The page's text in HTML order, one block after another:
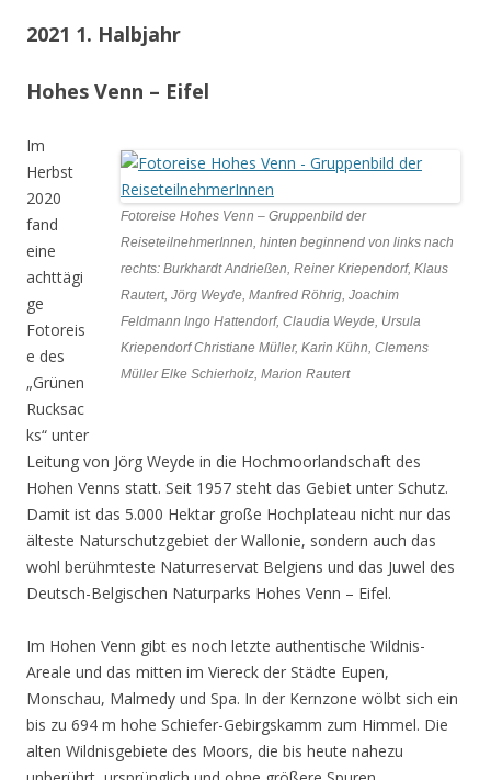
2021 1. Halbjahr
Hohes Venn – Eifel
Fotoreise Hohes Venn – Gruppenbild der
ReiseteilnehmerInnen, hinten beginnend von links nach
rechts: Burkhardt Andrießen, Reiner Kriependorf, Klaus
Rautert, Jörg Weyde, Manfred Röhrig, Joachim
Feldmann Ingo Hattendorf, Claudia Weyde, Ursula
Kriependorf Christiane Müller, Karin Kühn, Clemens
Müller Elke Schierholz, Marion Rautert
Im
Herbst
2020
fand
eine
achttägi
ge
Fotoreis
e des
„Grünen
Rucksac
ks“ unter
Leitung von Jörg Weyde in die Hochmoorlandschaft des
Hohen Venns statt. Seit 1957 steht das Gebiet unter Schutz.
Damit ist das 5.000 Hektar große Hochplateau nicht nur das
älteste Naturschutzgebiet der Wallonie, sondern auch das
wohl berühmteste Naturreservat Belgiens und das Juwel des
Deutsch-Belgischen Naturparks Hohes Venn – Eifel.
Im Hohen Venn gibt es noch letzte authentische Wildnis-
Areale und das mitten im Viereck der Städte Eupen,
Monschau, Malmedy und Spa. In der Kernzone wölbt sich ein
bis zu 694 m hohe Schiefer-Gebirgskamm zum Himmel. Die
alten Wildnisgebiete des Moors, die bis heute nahezu